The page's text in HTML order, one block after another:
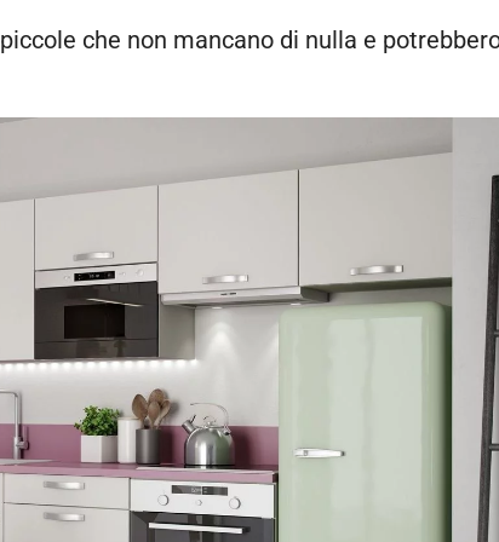
piccole che non mancano di nulla e